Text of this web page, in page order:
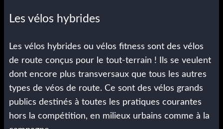
Les vélos hybrides
Les vélos hybrides ou vélos fitness sont des vélos
de route conçus pour le tout-terrain ! Ils se veulent
dont encore plus transversaux que tous les autres
types de véos de route. Ce sont des vélos grands
publics destinés à toutes les pratiques courantes
hors la compétition, en milieux urbains comme à la